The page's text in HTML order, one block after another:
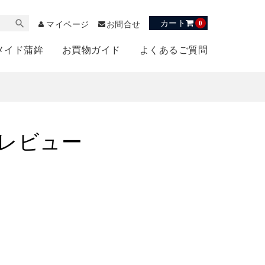
マイページ お問合せ カート 0
イド蒲鉾 お買物ガイド よくあるご質問
ビュー